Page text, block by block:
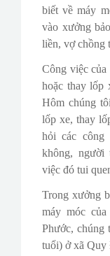
biết về máy
vào xưởng
liền, vợ chồng
Công việc
hoặc thay lốp
Hôm chúng
lốp xe, thay
hỏi các công
không,
việc đó tui
Trong xưởng
máy móc
Phước, chúng
tuổi) ở xã